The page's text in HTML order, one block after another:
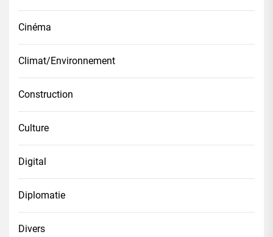
Cinéma
Climat/Environnement
Construction
Culture
Digital
Diplomatie
Divers